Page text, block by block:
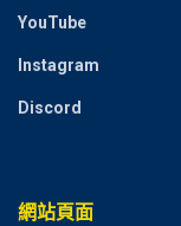
YouTube
Instagram
Discord
網站頁面